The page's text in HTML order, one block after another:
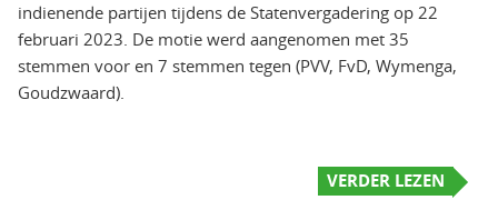
indienende partijen tijdens de Statenvergadering op 22
februari 2023. De motie werd aangenomen met 35
stemmen voor en 7 stemmen tegen (PVV, FvD, Wymenga,
Goudzwaard).
VERDER LEZEN